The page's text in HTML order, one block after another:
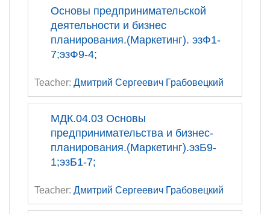
Основы предпринимательской
деятельности и бизнес
планирования.(Маркетинг). эзФ1-
7;эзФ9-4;
Teacher: Дмитрий Сергеевич Грабовецкий
МДК.04.03 Основы
предпринимательства и бизнес-
планирования.(Маркетинг).эзБ9-
1;эзБ1-7;
Teacher: Дмитрий Сергеевич Грабовецкий